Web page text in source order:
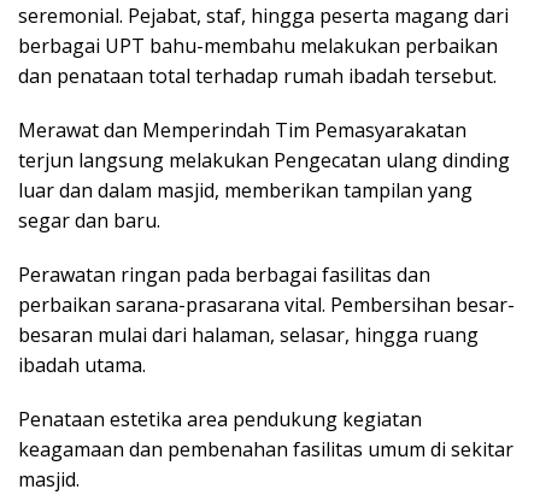
seremonial. Pejabat, staf, hingga peserta magang dari
berbagai UPT bahu-membahu melakukan perbaikan
dan penataan total terhadap rumah ibadah tersebut.
Merawat dan Memperindah Tim Pemasyarakatan
terjun langsung melakukan Pengecatan ulang dinding
luar dan dalam masjid, memberikan tampilan yang
segar dan baru.
Perawatan ringan pada berbagai fasilitas dan
perbaikan sarana-prasarana vital. Pembersihan besar-
besaran mulai dari halaman, selasar, hingga ruang
ibadah utama.
Penataan estetika area pendukung kegiatan
keagamaan dan pembenahan fasilitas umum di sekitar
masjid.